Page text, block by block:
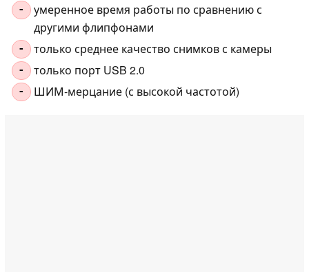
-
умеренное время работы по сравнению с
другими флипфонами
- только среднее качество снимков с камеры
- только порт USB 2.0
- ШИМ-мерцание (с высокой частотой)